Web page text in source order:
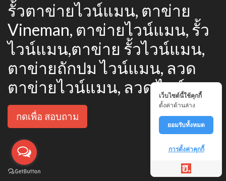
รั้วตาข่ายไวน์แมน, ตาข่าย
Vineman, ตาข่ายไวน์แมน, รั้ว
ไวน์แมน,ตาข่าย รั้วไวน์แมน,
ตาข่ายถักปม ไวน์แมน, ลวด
ตาข่ายไวน์แมน, ลวด ไวน์แมน
กดเพื่อ สอบถาม
เว็บไซต์นี้ใช้คุกกี้
ตั้งค่าด้านล่าง
ยอมรับทั้งหมด
การตั้งค่าคุกกี้